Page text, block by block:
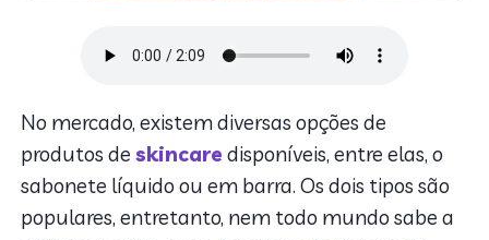
No mercado, existem diversas opções de
produtos deskincare disponíveis, entre elas, o
sabonete líquido ou em barra. Os dois tipos são
populares, entretanto, nem todo mundo sabe a